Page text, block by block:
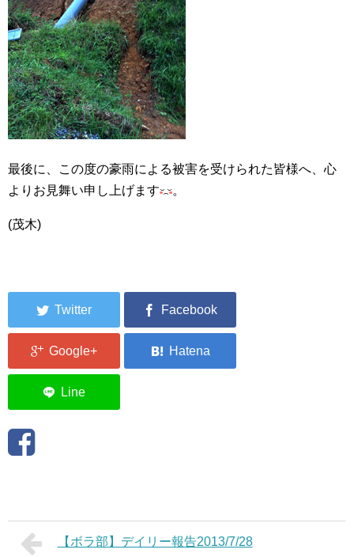
最後に、この度の豪雨による被害を受けられた皆様へ、心
よりお見舞い申し上げます
。
(茂木)
【ボラ部】デイリー報告2013/7/28